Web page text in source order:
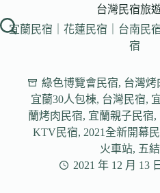
至
台灣民宿旅
宜蘭民宿｜花蓮民宿｜台南民
宿
綠色博覽會民宿, 台灣烤
宜蘭30人包棟, 台灣民宿,
蘭烤肉民宿, 宜蘭親子民宿,
KTV民宿, 2021全新開幕
火車站, 五
2021 年 12 月 13 日